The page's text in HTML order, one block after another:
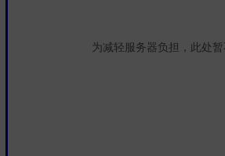
为减轻服务器负担，此处